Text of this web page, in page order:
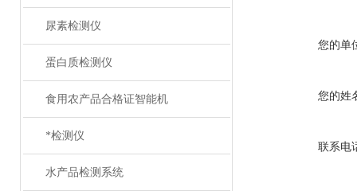
尿素检测仪
蛋白质检测仪
食用农产品合格证智能机
*检测仪
水产品检测系统
您的单
您的姓
联系电